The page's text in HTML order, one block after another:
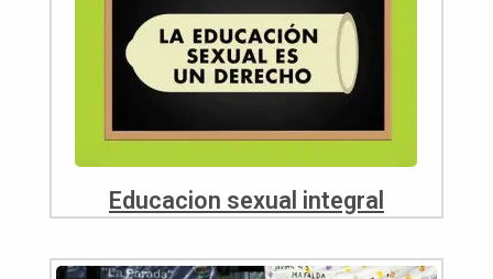
Educacion sexual integral